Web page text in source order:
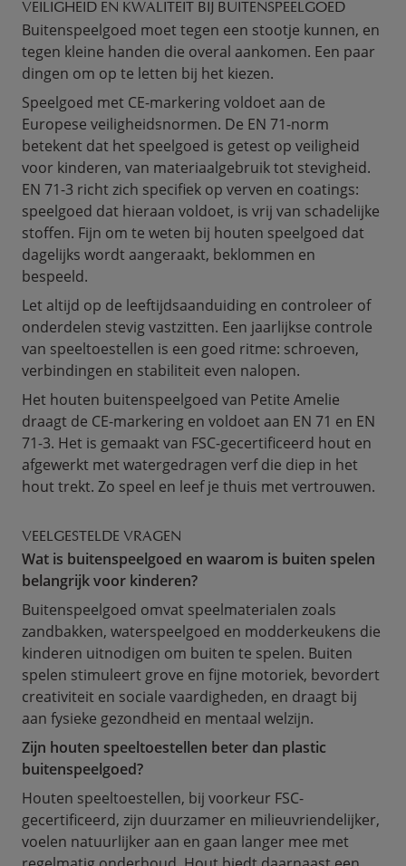
VEILIGHEID EN KWALITEIT BIJ BUITENSPEELGOED
Buitenspeelgoed moet tegen een stootje kunnen, en
tegen kleine handen die overal aankomen. Een paar
dingen om op te letten bij het kiezen.
Speelgoed met CE-markering voldoet aan de
Europese veiligheidsnormen. De EN 71-norm
betekent dat het speelgoed is getest op veiligheid
voor kinderen, van materiaalgebruik tot stevigheid.
EN 71-3 richt zich specifiek op verven en coatings:
speelgoed dat hieraan voldoet, is vrij van schadelijke
stoffen. Fijn om te weten bij houten speelgoed dat
dagelijks wordt aangeraakt, beklommen en
bespeeld.
Let altijd op de leeftijdsaanduiding en controleer of
onderdelen stevig vastzitten. Een jaarlijkse controle
van speeltoestellen is een goed ritme: schroeven,
verbindingen en stabiliteit even nalopen.
Het houten buitenspeelgoed van Petite Amelie
draagt de CE-markering en voldoet aan EN 71 en EN
71-3. Het is gemaakt van FSC-gecertificeerd hout en
afgewerkt met watergedragen verf die diep in het
hout trekt. Zo speel en leef je thuis met vertrouwen.
VEELGESTELDE VRAGEN
Wat is buitenspeelgoed en waarom is buiten spelen
belangrijk voor kinderen?
Buitenspeelgoed omvat speelmaterialen zoals
zandbakken, waterspeelgoed en modderkeukens die
kinderen uitnodigen om buiten te spelen. Buiten
spelen stimuleert grove en fijne motoriek, bevordert
creativiteit en sociale vaardigheden, en draagt bij
aan fysieke gezondheid en mentaal welzijn.
Zijn houten speeltoestellen beter dan plastic
buitenspeelgoed?
Houten speeltoestellen, bij voorkeur FSC-
gecertificeerd, zijn duurzamer en milieuvriendelijker,
voelen natuurlijker aan en gaan langer mee met